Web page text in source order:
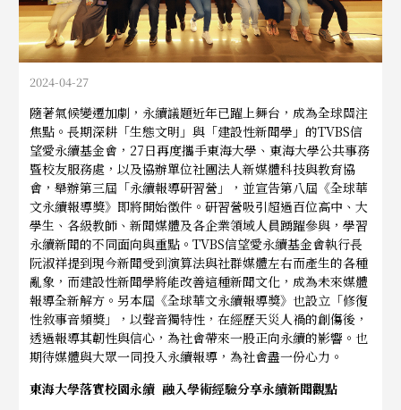
2024-04-27
隨著氣候變遷加劇，永續議題近年已躍上舞台，成為全球關注
焦點。長期深耕「生態文明」與「建設性新聞學」的TVBS信
望愛永續基金會，27日再度攜手東海大學、東海大學公共事務
暨校友服務處，以及協辦單位社團法人新媒體科技與教育協
會，舉辦第三屆「永續報導研習營」，並宣告第八屆 《全球華
文永續報導獎》 即將開始徵件。研習營吸引超過百位高中、大
學生、各級教師、新聞媒體及各企業領域人員踴躍參與，學習
永續新聞的不同面向與重點。TVBS信望愛永續基金會執行長
阮淑祥提到現今新聞受到演算法與社群媒體左右而產生的各種
亂象，而建設性新聞學將能改善這種新聞文化，成為未來媒體
報導全新解方。另本屆 《全球華文永續報導獎》 也設立「修復
性敘事音頻獎」，以聲音獨特性，在經歷天災人禍的創傷後，
透過報導其韌性與信心，為社會帶來一股正向永續的影響。也
期待媒體與大眾一同投入永續報導，為社會盡一份心力。
東海大學落實校園永續 融入學術經驗分享永續新聞觀點